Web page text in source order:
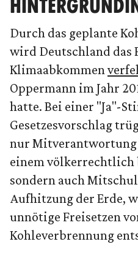
Durch das geplante
wird Deutschland das
Klimaabkommen
Oppermann im Jahr
hatte. Bei einer "Ja"-
Gesetzesvorschlag
nur
einem völkerrechtlich
sondern auch
Aufhitzung der Erde,
unnötige Freisetzen
Kohleverbrennung